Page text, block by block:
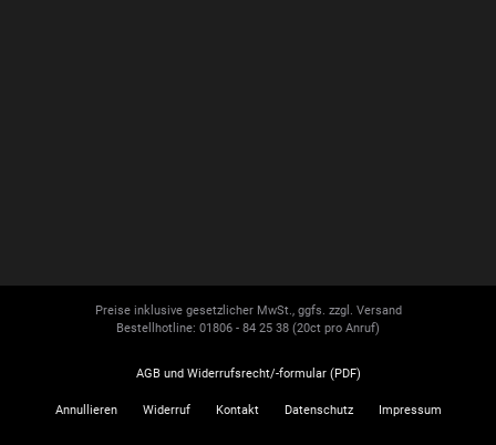
Preise inklusive gesetzlicher MwSt., ggfs. zzgl. Versand
Bestellhotline: 01806 - 84 25 38 (20ct pro Anruf)
AGB und Widerrufsrecht/-formular (PDF)
Annullieren Widerruf Kontakt Datenschutz Impressum